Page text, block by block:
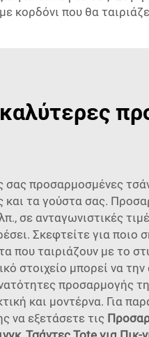
κορδόνι που θα
καλύτερες
σας προσαρμοσμένες
και τα γούστα σας.
σε ανταγωνιστικές
Σκεφτείτε για
που ταιριάζουν με το
στοιχείο μπορεί να
προσαρμογής
και μοντέρνα. Για
να εξετάσετε τις